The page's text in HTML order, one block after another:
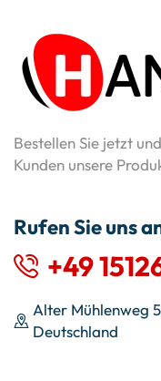
Bestellen Sie jetzt
Kunden unsere
Rufen Sie uns
+49
Alter Mühlenweg
Deutschland